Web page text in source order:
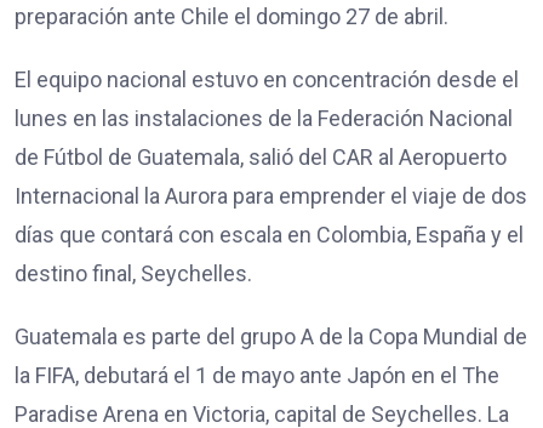
preparación ante Chile el domingo 27 de abril.
El equipo nacional estuvo en concentración desde el
lunes en las instalaciones de la Federación Nacional
de Fútbol de Guatemala, salió del CAR al Aeropuerto
Internacional la Aurora para emprender el viaje de dos
días que contará con escala en Colombia, España y el
destino final, Seychelles.
Guatemala es parte del grupo A de la Copa Mundial de
la FIFA, debutará el 1 de mayo ante Japón en el The
Paradise Arena en Victoria, capital de Seychelles. La